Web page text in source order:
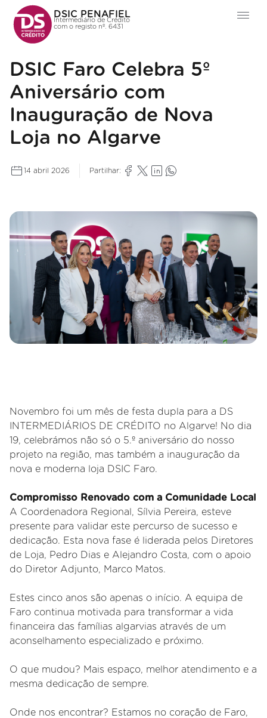
DSIC PENAFIEL
Intermediário de Crédito
com o registo nº. 6431
DSIC Faro Celebra 5º
Aniversário com
Inauguração de Nova
Loja no Algarve
14 abril 2026 Partilhar:
Novembro foi um mês de festa dupla para a DS
INTERMEDIÁRIOS DE CRÉDITO no Algarve! No dia
19, celebrámos não só o 5.º aniversário do nosso
projeto na região, mas também a inauguração da
nova e moderna loja DSIC Faro.
Compromisso Renovado com a Comunidade Local
A Coordenadora Regional, Sílvia Pereira, esteve
presente para validar este percurso de sucesso e
dedicação. Esta nova fase é liderada pelos Diretores
de Loja, Pedro Dias e Alejandro Costa, com o apoio
do Diretor Adjunto, Marco Matos.
Estes cinco anos são apenas o início. A equipa de
Faro continua motivada para transformar a vida
financeira das famílias algarvias através de um
aconselhamento especializado e próximo.
O que mudou? Mais espaço, melhor atendimento e a
mesma dedicação de sempre.
Onde nos encontrar? Estamos no coração de Faro,